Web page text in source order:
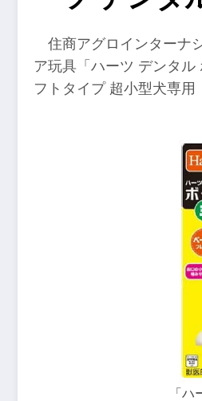
住商アグロインターナ
ア玩具「ハーツ デンタ
フトタイプ 超小型犬専用
「